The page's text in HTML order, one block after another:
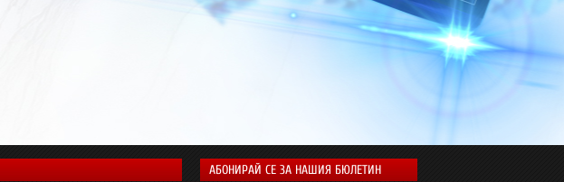
АБОНИРАЙ СЕ ЗА НАШИЯ БЮЛЕТИН